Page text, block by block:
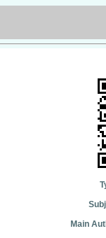
Main